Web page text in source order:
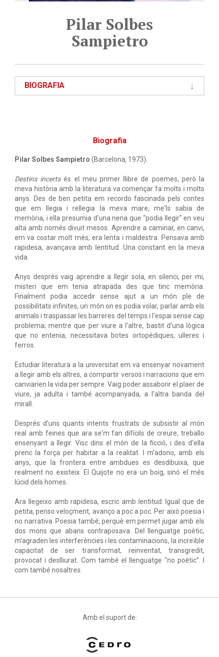
Pilar Solbes
Sampietro
BIOGRAFIA
Biografia
Pilar Solbes Sampietro (Barcelona, 1973).
Destins incertsés el meu primer llibre de poemes, però la
meva història amb la literatura va començar fa molts i molts
anys. Des de ben petita em recordo fascinada pels contes
que em llegia i rellegia la meva mare, me'ls sabia de
memòria, i ella presumia d'una nena que "podia llegir" en veu
alta amb només divuit mesos. Aprendre a caminar, en canvi,
em va costar molt més, era lenta i maldestra. Pensava amb
rapidesa, avançava amb lentitud. Una constant en la meva
vida.
Anys després vaig aprendre a llegir sola, en silenci, per mi,
misteri que em tenia atrapada des que tinc memòria.
Finalment podia accedir sense ajut a un món ple de
possibilitats infinites, un món on es podia volar, parlar amb els
animals i traspassar les barreres del temps i l'espai sense cap
problema; mentre que per viure a l'altre, bastit d'una lògica
que no entenia, necessitava botes ortopèdiques, ulleres i
ferros.
Estudiar literatura a la universitat em va ensenyar novament
a llegir amb els altres, a compartir versos i narracions que em
canviarien la vida per sempre. Vaig poder assaborir el plaer de
viure, ja adulta i també acompanyada, a l'altra banda del
mirall.
Després d'uns quants intents frustrats de subsistir al món
real amb feines que ara se'm fan difícils de creure, treballo
ensenyant a llegir. Visc dins el món de la ficció, i des d'ella
prenc la força per habitar a la realitat. I m'adono, amb els
anys, que la frontera entre ambdues es desdibuixa, que
realment no existeix. El Quijote no era un boig, sinó el més
lúcid dels homes.
Ara llegeixo amb rapidesa, escric amb lentitud. Igual que de
petita, penso veloçment, avanço a poc a poc. Per això poesia i
no narrativa. Poesia també, perquè em permet jugar amb els
dos mons que abans contraposava. Del llenguatge poètic,
m'agraden les interferències i les contaminacions, la increïble
capacitat de ser transformat, reinventat, transgredit,
provocat i deslliurat. Com també el llenguatge "no poètic". I
com també nosaltres.
Amb el suport de: